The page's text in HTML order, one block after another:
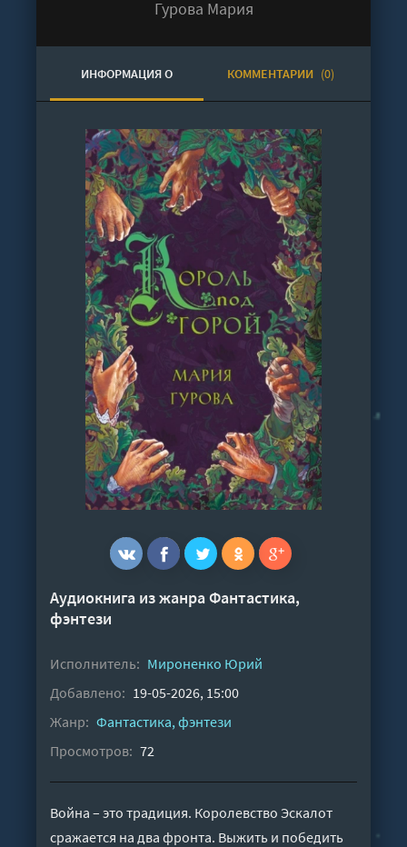
Гурова Мария
ИНФОРМАЦИЯ О
АУДИОКНИГЕ
КОММЕНТАРИИ (0)
Аудиокнига из жанраФантастика,
фэнтези
Исполнитель: Мироненко Юрий
Добавлено: 19-05-2026, 15:00
Жанр: Фантастика, фэнтези
Просмотров: 72
Война – это традиция. Королевство Эскалот
сражается на два фронта. Выжить и победить